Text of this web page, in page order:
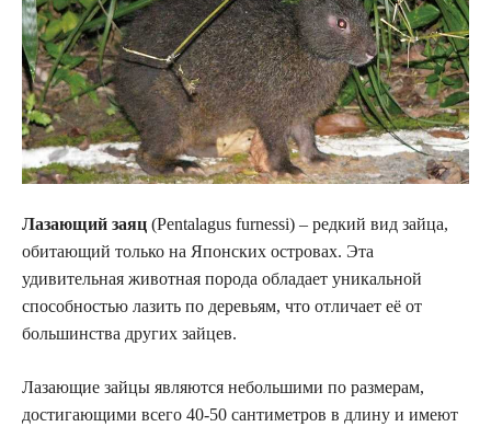
Лазающий заяц (Pentalagus furnessi) – редкий вид зайца,
обитающий только на Японских островах. Эта
удивительная животная порода обладает уникальной
способностью лазить по деревьям, что отличает её от
большинства других зайцев.
Лазающие зайцы являются небольшими по размерам,
достигающими всего 40-50 сантиметров в длину и имеют